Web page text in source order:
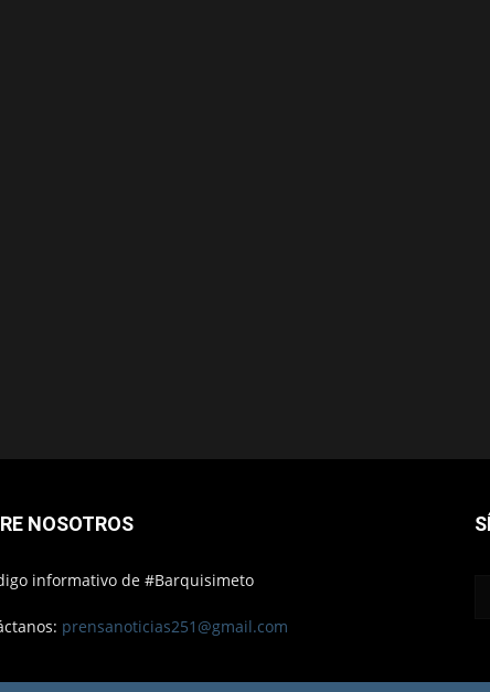
NOSOTROS
informativo de #Barquisimeto
prensanoticias251@gmail.com